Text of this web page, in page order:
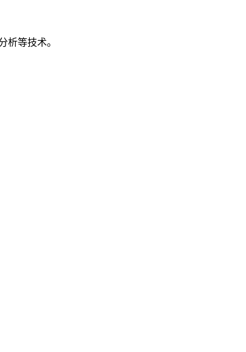
析等技术。